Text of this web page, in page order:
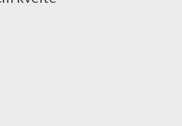
minst muligheten for å